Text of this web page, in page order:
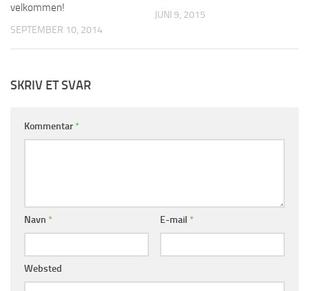
velkommen!
SEPTEMBER 10, 2014
JUNI 9, 2015
SKRIV ET SVAR
Kommentar *
Navn * E-mail *
Websted